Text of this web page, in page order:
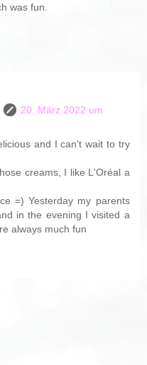
was fun.
20. März 2022 um
and I can't wait to try
creams, I like L'Oréal a
=) Yesterday my parents
in the evening I visited a
always much fun